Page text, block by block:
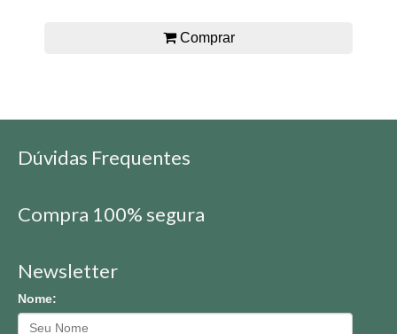
Comprar
Dúvidas Frequentes
Compra 100% segura
Newsletter
Nome: